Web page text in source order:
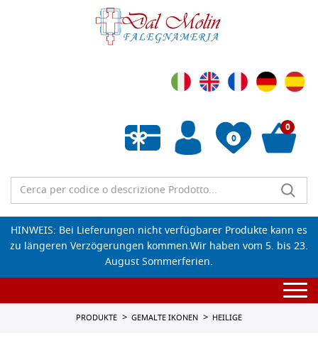
0
Wunschliste leeren
0
HINWEIS: Bei Lieferungen nicht verfügbarer Produkte kann es
zu längeren Verzögerungen kommen.Wir haben vom 5. bis 23.
August Sommerferien.
PRODUKTE GEMALTE IKONEN HEILIGE